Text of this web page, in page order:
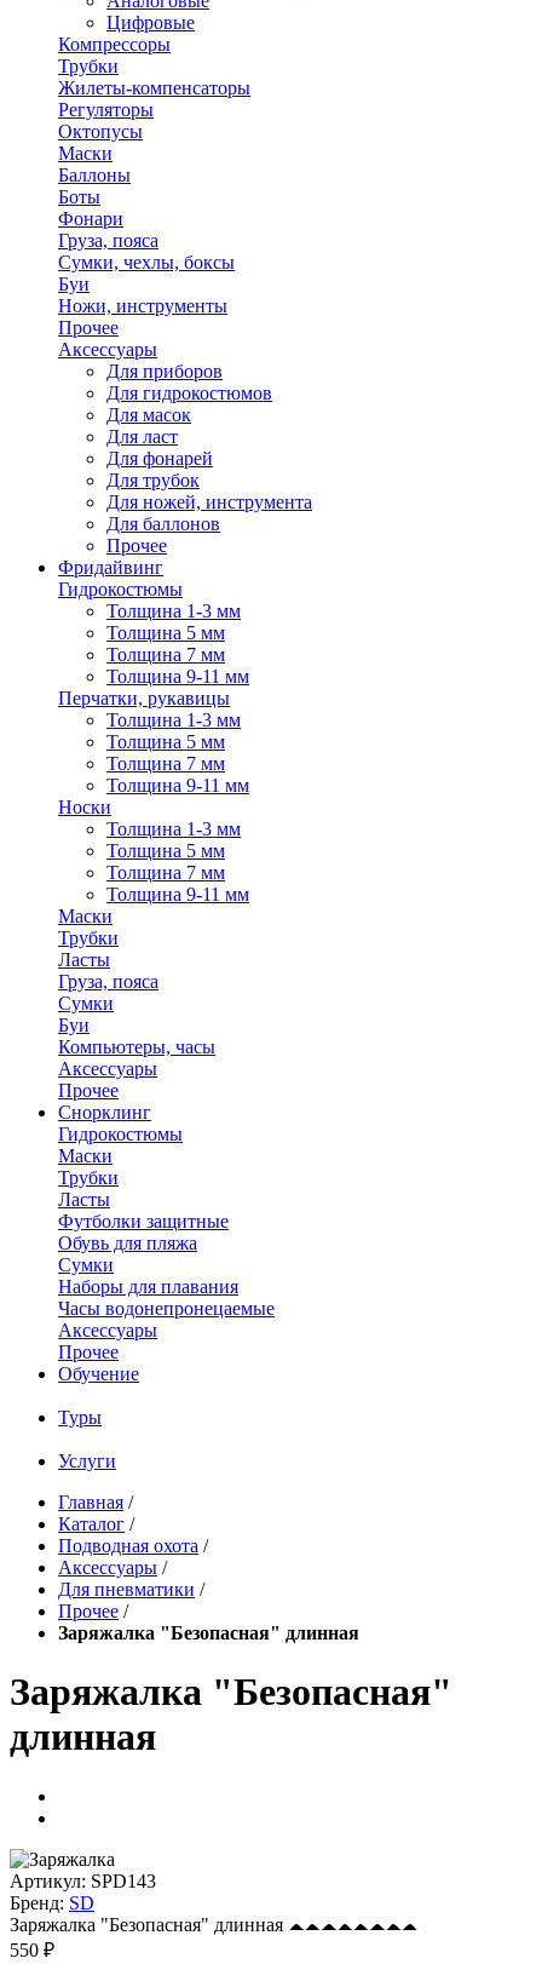
Цифровые
Компрессоры
Трубки
Жилеты-компенсаторы
Регуляторы
Октопусы
Маски
Баллоны
Боты
Фонари
Груза, пояса
Сумки, чехлы, боксы
Буи
Ножи, инструменты
Прочее
Аксессуары
Для приборов
Для гидрокостюмов
Для масок
Для ласт
Для фонарей
Для трубок
Для ножей, инструмента
Для баллонов
Прочее
Фридайвинг
Гидрокостюмы
Толщина 1-3 мм
Толщина 5 мм
Толщина 7 мм
Толщина 9-11 мм
Перчатки, рукавицы
Толщина 1-3 мм
Толщина 5 мм
Толщина 7 мм
Толщина 9-11 мм
Носки
Толщина 1-3 мм
Толщина 5 мм
Толщина 7 мм
Толщина 9-11 мм
Маски
Трубки
Ласты
Груза, пояса
Сумки
Буи
Компьютеры, часы
Аксессуары
Прочее
Снорклинг
Гидрокостюмы
Маски
Трубки
Ласты
Футболки защитные
Обувь для пляжа
Сумки
Наборы для плавания
Часы водонепронецаемые
Аксессуары
Прочее
Обучение
Туры
Услуги
Главная /
Каталог /
Подводная охота /
Аксессуары /
Для пневматики /
Прочее /
Заряжалка "Безопасная" длинная
Заряжалка "Безопасная"
длинная
Артикул: SPD143
Бренд: SD
Заряжалка "Безопасная" длинная
550 ₽